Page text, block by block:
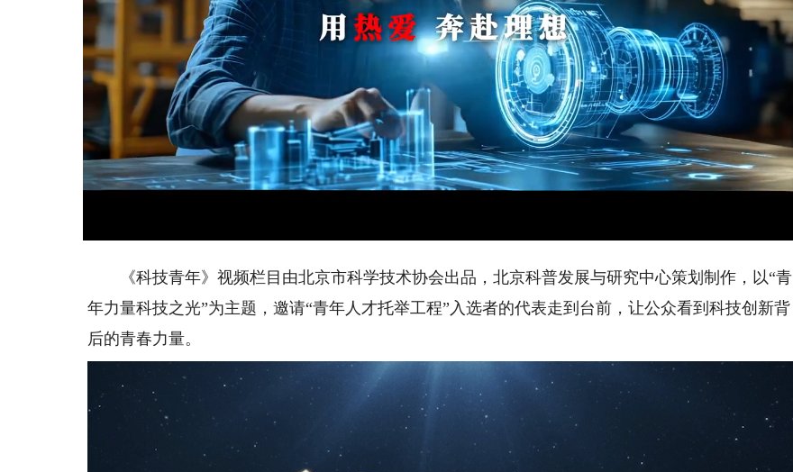
85.59%
Rate
《科技青年》视频栏目由北京市科学技术协会出品，北京科普发展与研究中心策划制作，以“青
年力量科技之光”为主题，邀请“青年人才托举工程”入选者的代表走到台前，让公众看到科技创新背
后的青春力量。